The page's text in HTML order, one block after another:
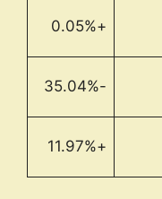
+0.05%
-35.04%
+11.97%